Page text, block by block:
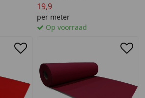
19,9
per meter
Op voorraad